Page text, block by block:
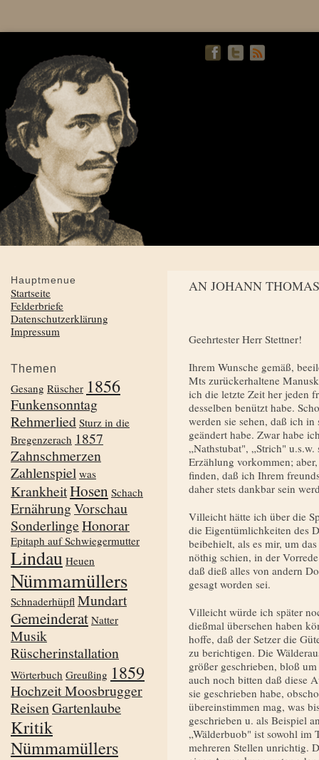
AN JOHANN
Geehrtester Herr Stettner!
Ihrem Wunsche gemäß,
Mts zurückerhaltene
ich die letzte Zeit her jeden
desselben benützt habe.
werden sie sehen, daß ich
geändert habe. Zwar habe
„Nathstubat", „Strich"
Erzählung vorkommen;
finden, daß ich Ihrem
daher stets dankbar sein
Villeicht hätte ich über die
die Eigentümlichkeiten des
beibehielt, als es mir, um
nöthig schien, in der
daß dieß alles von andern
gesagt wor­den sei.
Villeicht würde ich später
dießmal übersehen haben
hoffe, daß der Setzer die
zu berichtigen. Die
größer geschrieben, bloß
auch noch bitten daß diese
sie geschrieben habe,
übereinstimmen mag, was
geschrieben u. als Beispiel
„Wälderbuob" ist sowohl im
mehreren Stellen unrichtig.
Hauptmenue
Startseite
Felderbriefe
Datenschutzerklärung
Impressum
Themen
Gesang Rüscher 1856
Funkensonntag
Rehmerlied Sturz in die
Bregenzerach 1857
Zahnschmerzen
Zahlenspiel was
KrankheitHosen Schach
ErnährungVorschau
SonderlingeHonorar
Epitaph auf Schwiegermutter
Lindau Heuen
Nümmamüllers
Schnaderhüpfl Mundart
Gemeinderat Natter
Musik
Rüscherinstallation
Wörterbuch Greußing 1859
Hochzeit Moosbrugger
ReisenGartenlaube
Kritik
Nümmamüllers